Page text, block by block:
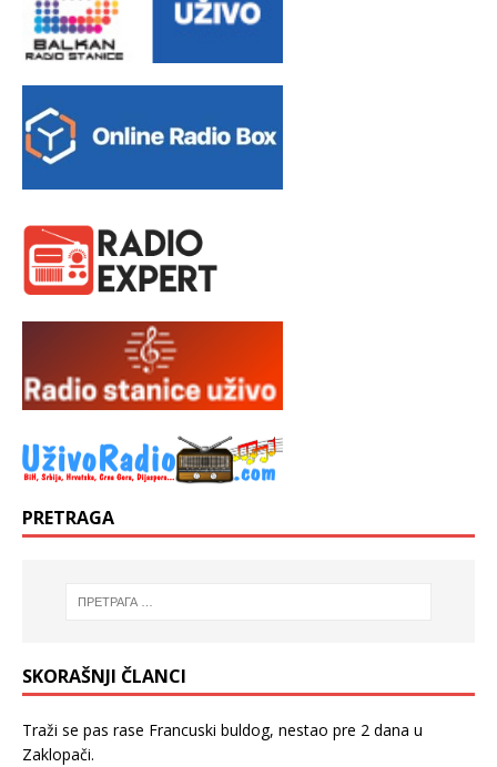
PRETRAGA
SKORAŠNJI ČLANCI
Traži se pas rase Francuski buldog, nestao pre 2 dana u
Zaklopači.